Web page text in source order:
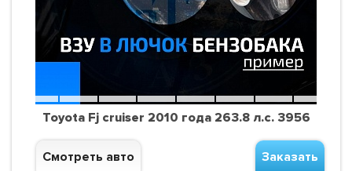
Toyota Fj cruiser 2010 года 263.8 л.с. 3956
Смотреть авто Заказать